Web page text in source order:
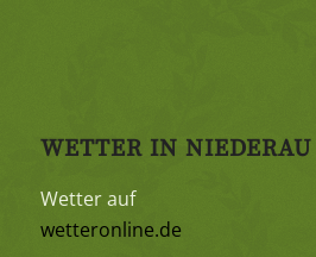
WETTER IN NIEDERAU
Wetter auf
wetteronline.de